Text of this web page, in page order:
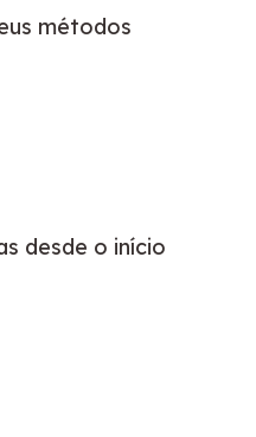
métodos
desde o início